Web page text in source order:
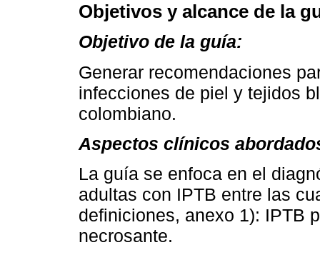
Objetivos y alcance de la
Objetivo de la guía:
Generar recomendaciones
infecciones de piel y tejidos
colombiano.
Aspectos clínicos
La guía se enfoca en el
adultas con IPTB entre las
definiciones, anexo 1): IPTB
necrosante.